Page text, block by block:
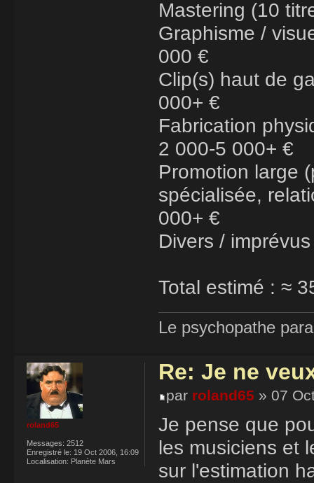
Mastering (10
Graphisme /
000 €
Clip(s) haut de
000+ €
Fabrication
2 000-5 000+ €
Promotion large
spécialisée,
000+ €
Divers /
Total estimé : ≈
Le psychopathe
Re: Je ne
par roland65 » 07
Je pense que
les musiciens et
sur l'estimation
roland65
Messages: 2512
Enregistré le: 19 Oct 2006, 16:09
Localisation: Planète Mars